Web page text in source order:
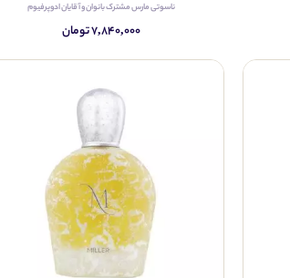
ناسوتی مارس مشترک بانوان و آقایان ادوپرفیوم
۷,۸۴۰,۰۰۰ تومان